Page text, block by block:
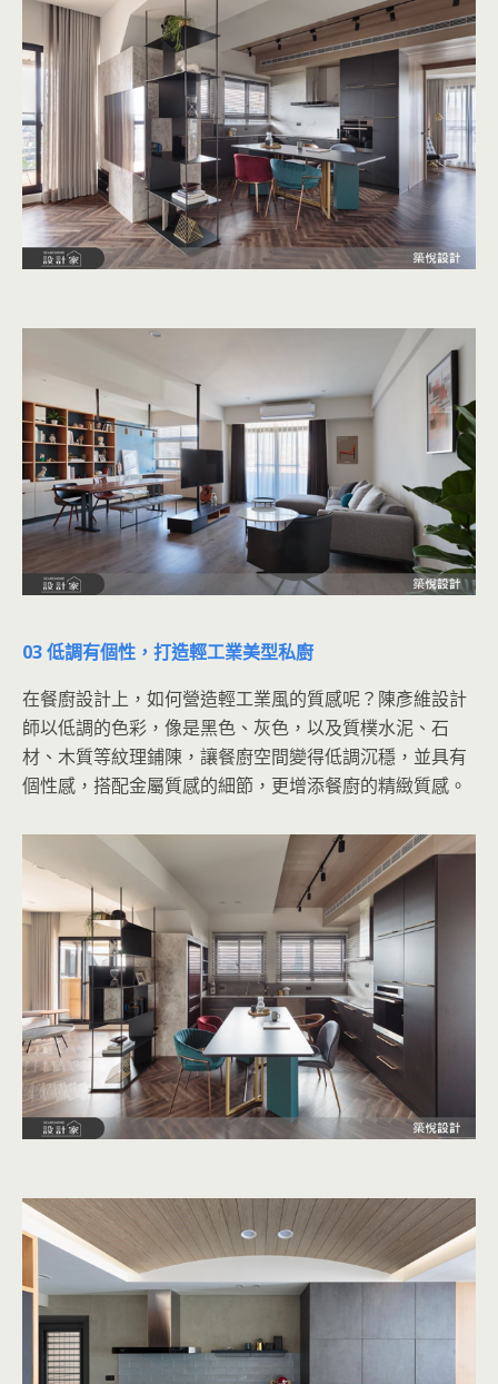
03 低調有個性，打造輕工業美型私廚
在餐廚設計上，如何營造輕工業風的質感呢？陳彥維設計
師以低調的色彩，像是黑色、灰色，以及質樸水泥、石
材、木質等紋理鋪陳，讓餐廚空間變得低調沉穩，並具有
個性感，搭配金屬質感的細節，更增添餐廚的精緻質感。